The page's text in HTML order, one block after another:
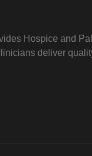
Hospice and
deliver